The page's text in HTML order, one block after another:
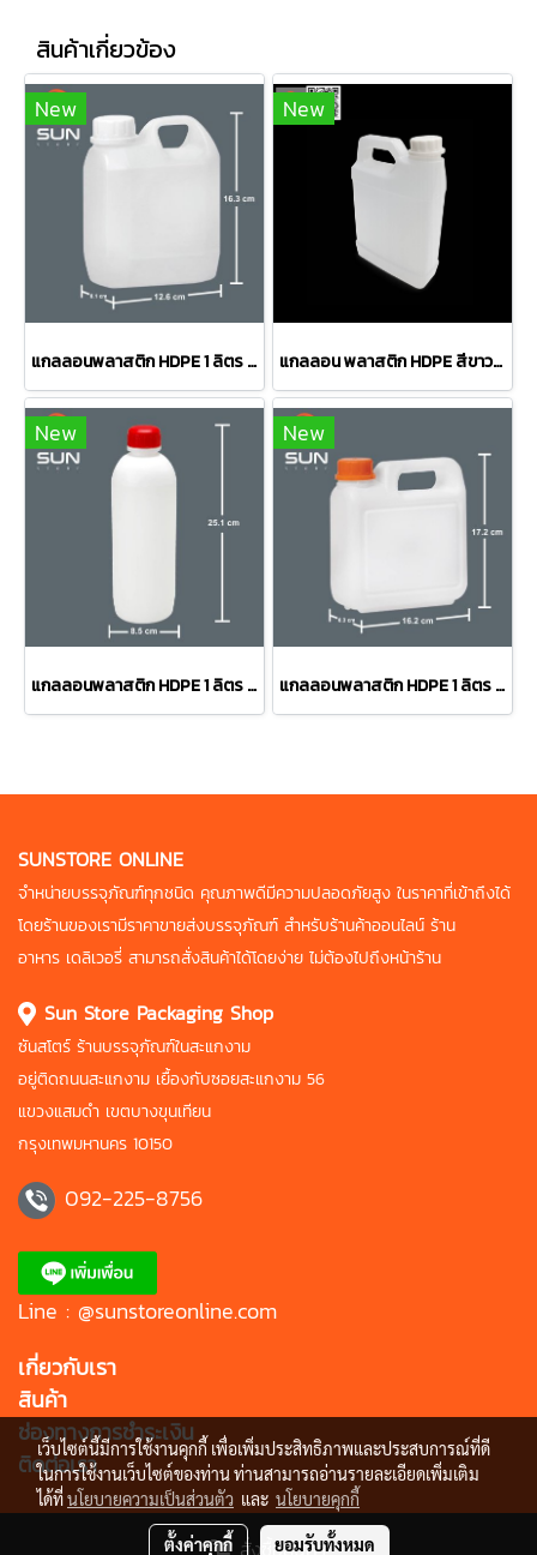
สั่งซื้อสินค้า
สินค้าเกี่ยวข้อง
New
แกลลอนพลาสติก HDPE 1 ลิตร ทรง#0103 สีขาว
New
แกลลอน พลาสติก HDPE สีขาวโปร่ง ขนาด 1 ลิตร - พร้อมฝา
New
แกลลอนพลาสติก HDPE 1 ลิตร ทรง#0111 สีนม
New
แกลลอนพลาสติก HDPE 1 ลิตร ทรง#0102 สีขาว | สีนม
SUNSTORE ONLINE
จำหน่ายบรรจุภัณฑ์ทุกชนิด คุณภาพดีมีความปลอดภัยสูง ในราคาที่เข้าถึงได้
โดยร้านของเรามีราคาขายส่งบรรจุภัณฑ์ สำหรับร้านค้าออนไลน์ ร้าน
อาหาร เดลิเวอรี่ สามารถสั่งสินค้าได้โดยง่าย ไม่ต้องไปถึงหน้าร้าน
Sun Store Packaging Shop
ซันสโตร์ ร้านบรรจุภัณฑ์ในสะแกงาม
อยู่ติดถนนสะแกงาม เยื้องกับซอยสะแกงาม 56
แขวงแสมดำ เขตบางขุนเทียน
กรุงเทพมหานคร 10150
092-225-8756
Line : @sunstoreonline.com
เกี่ยวกับเรา
สินค้า
ช่องทางการชำระเงิน
ติดต่อเรา
เว็บไซต์นี้มีการใช้งานคุกกี้ เพื่อเพิ่มประสิทธิภาพและประสบการณ์ที่ดี
ในการใช้งานเว็บไซต์ของท่าน ท่านสามารถอ่านรายละเอียดเพิ่มเติม
ได้ที่นโยบายความเป็นส่วนตัว และ นโยบายคุกกี้
ตั้งค่าคุกกี้ ยอมรับทั้งหมด